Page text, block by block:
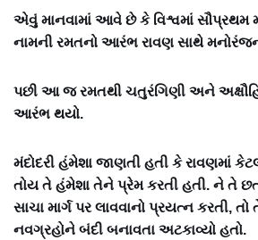
એવું માનવામાં આવે છે કે વિશ્વમાં
નામની રમતનો આરંભ રાવણ સાથે
પછી આ જ રમતથી ચતુરંગિણી અને
આરંભ થયો.
મંદોદરી હંમેશા જાણતી હતી કે રાવણમાં
તોય તે હંમેશા તેને પ્રેમ કરતી હતી. ને તે
સાચા માર્ગ પર લાવવાનો પ્રયત્ન કરતી,
નવગ્રહોને બંદી બનાવતા અટકાવ્યો હતો.